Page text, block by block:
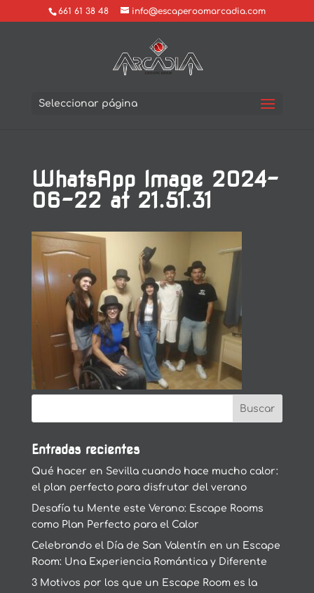
661 61 38 48 info@escaperoomarcadia.com
Seleccionar página
WhatsApp Image 2024-
06-22 at 21.51.31
Entradas recientes
Qué hacer en Sevilla cuando hace mucho calor:
el plan perfecto para disfrutar del verano
Desafía tu Mente este Verano: Escape Rooms
como Plan Perfecto para el Calor
Celebrando el Día de San Valentín en un Escape
Room: Una Experiencia Romántica y Diferente
3 Motivos por los que un Escape Room es la